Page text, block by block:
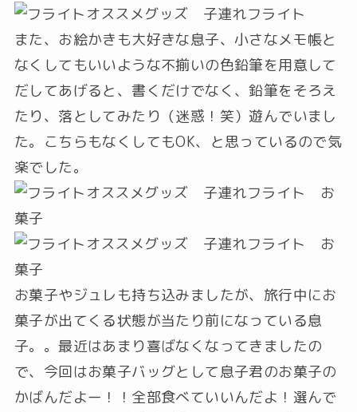
また、お絵かきも大好きな息子、小さなメモ帳と
なくしてもいいような不揃いの色鉛筆を用意して
だしてあげると、書くだけでなく、鉛筆をそろえ
たり、落としてみたり（迷惑！笑）遊んでいまし
た。こちらもなくしてもOK、と思っているので気
楽でした。
お菓子やジュレも持ち込みましたが、旅行中にお
菓子が出てくる状態が当たり前になっている息
子。。最近はあまり喜ばなくなってきましたの
で、今回はお菓子バッグとして息子君のお菓子の
かばんだよー！！全部食べていいんだよ！選んで